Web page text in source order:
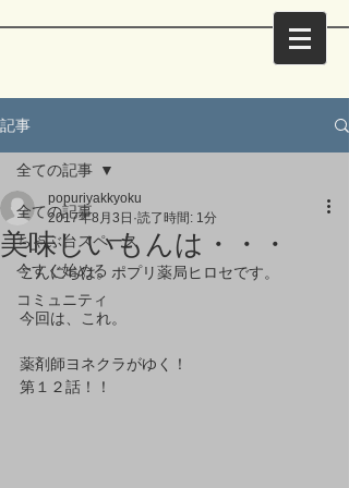
記事
全ての記事
ちゃぶ台スペース
今すぐ始める
コミュニティ
全ての記事
美味しいもんは・・・
popuriyakkyoku
2017年8月3日 読了時間: 1分
こんにちは。ポプリ薬局ヒロセです。
今回は、これ。
薬剤師ヨネクラがゆく！
第１２話！！